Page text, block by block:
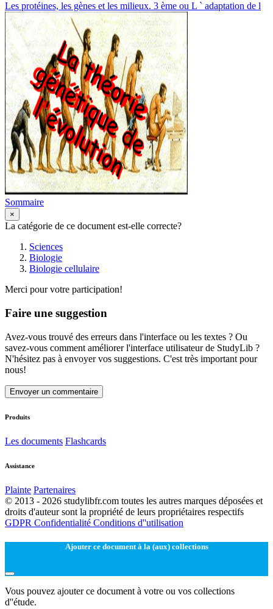
Les protéines, les gènes et les milieux. 3 ème ou L ` adaptation de l
Sommaire
×
La catégorie de ce document est-elle correcte?
Sciences
Biologie
Biologie cellulaire
Merci pour votre participation!
Faire une suggestion
Avez-vous trouvé des erreurs dans l'interface ou les textes ? Ou
savez-vous comment améliorer l'interface utilisateur de StudyLib ?
N'hésitez pas à envoyer vos suggestions. C'est très important pour
nous!
Envoyer un commentaire
Produits
Les documents Flashcards
Assistance
Plainte Partenaires
© 2013 - 2026 studylibfr.com toutes les autres marques déposées et
droits d'auteur sont la propriété de leurs propriétaires respectifs
GDPR Confidentialité Conditions d''utilisation
Ajouter ce document à la (aux) collections
Vous pouvez ajouter ce document à votre ou vos collections
d''étude.